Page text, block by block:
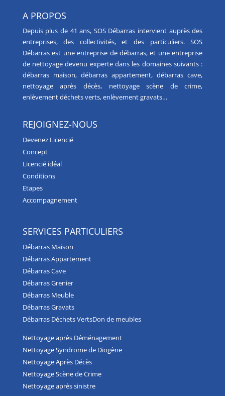
A PROPOS
Depuis plus de 41 ans, SOS Débarras intervient auprès des
entreprises, des collectivités, et des particuliers. SOS
Débarras est uneentreprise de débarras, et uneentreprise
de nettoyage devenu experte dans les domaines suivants :
débarras maison, débarras appartement,débarras cave,
nettoyage après décès, nettoyage scène de crime,
enlèvement déchets verts,enlèvement gravats…
REJOIGNEZ-NOUS
Devenez Licencié
Concept
Licencié idéal
Conditions
Etapes
Accompagnement
SERVICES PARTICULIERS
Débarras Maison
Débarras Appartement
Débarras Cave
Débarras Grenier
Débarras Meuble
Débarras Gravats
Débarras Déchets VertsDon de meubles
Nettoyage après Déménagement
Nettoyage Syndrome de Diogène
Nettoyage Après Décès
Nettoyage Scène de Crime
Nettoyage après sinistre